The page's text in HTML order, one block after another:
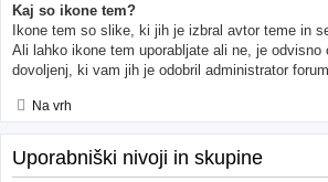
Kaj so ikone tem?
Ikone tem so slike, ki jih je izbral avtor teme in
Ali lahko ikone tem uporabljate ali ne, je odvisno
dovoljenj, ki vam jih je odobril administrator
Na vrh
Uporabniški nivoji in skupine